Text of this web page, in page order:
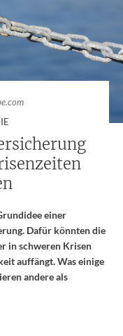
einer
Dafür könnten die
in schweren Krisen
auffängt. Was einige
andere als